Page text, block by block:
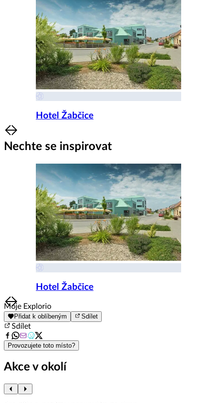
Hotel Žabčice
Item
1
of
Nechte se inspirovat
Hotel Žabčice
Item
1
of
8
Moje Explorio
Přidat k oblíbeným Sdílet
Sdílet
Provozujete toto místo?
Akce v okolí